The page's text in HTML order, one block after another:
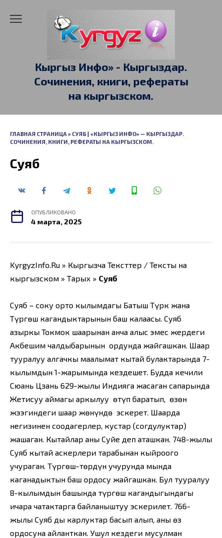
Кыргыз Инфо» - Кыргыздар.
Сочинения, книги, рефераты
на кыргызском.
ГЛАВНАЯ СТРАНИЦА» СУЯБ | «КЫРГЫЗ ИНФО» — КЫРГЫЗДАР.
СОЧИНЕНИЯ, КНИГИ, РЕФЕРАТЫ НА КЫРГЫЗСКОМ.
Суяб
ОПУБЛИКОВАНО
4 марта, 2025
KyrgyzInfo.Ru » Кыргызча Тексттер / Тексты на
кыргызском » Тарых » Суяб
Суяб – соңку орто кылымдагы Батыш Түрк жана
Түргөш кагандыктарынын баш калаасы. Суяб
азыркы Токмок шаарынан анча алыс эмес жердеги
Акбешим чалдыбарынын ордунда жайгашкан. Шаар
тууралуу алгачкы маалымат кытай булактарында 7-
кылымдын 1-жарымында кездешет. Будда кечили
Сюань Цзань 629-жылы Индияга жасаган сапарында
Жетисуу аймагы аркылуу өтүп баратып, өзөн
жээгиндеги шаар жөнүндө эскерет. Шаарда
негизинен соодагерлер, кустар (согдулуктар)
жашаган. Кытайлар аны Суйе деп аташкан. 748-жылы
Суяб кытай аскерлери тарабынан кыйроого
учураган. Түргөш-төрдүн учурунда мында
каганадыктын баш ордосу жайгашкан. Бул тууралуу
8-кылымдын башында түргөш кагандыгындагы
ичара чатактарга байланыштуу эскерилет. 766-
жылы Суяб ды карлуктар басып алып, аны өз
ордосуна айланткан. Ушул кездеги мусулман